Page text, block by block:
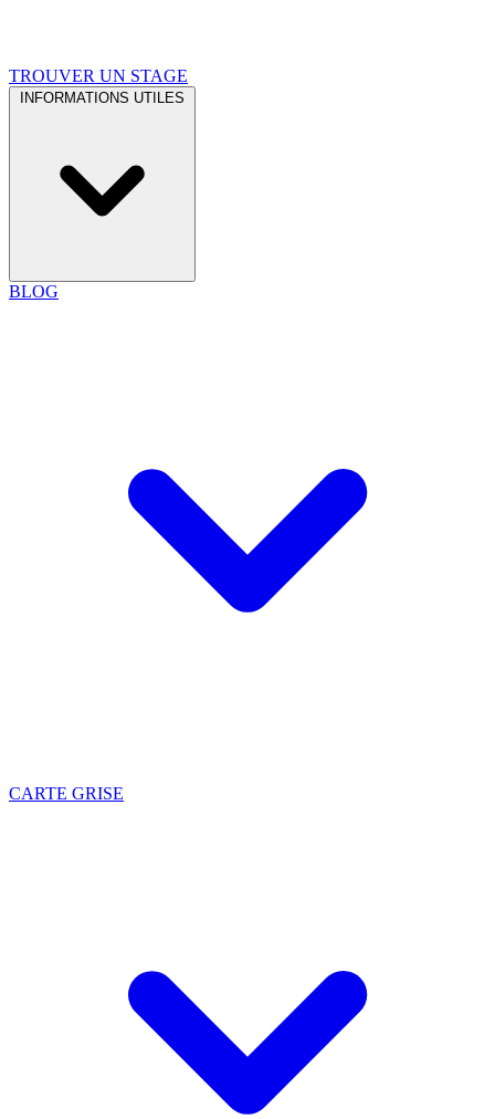
TROUVER UN STAGE
INFORMATIONS UTILES
BLOG
CARTE GRISE